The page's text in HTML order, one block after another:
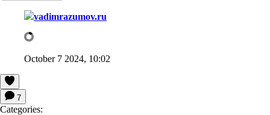
vadimrazumov.ru
October 7 2024, 10:02
7
Categories: